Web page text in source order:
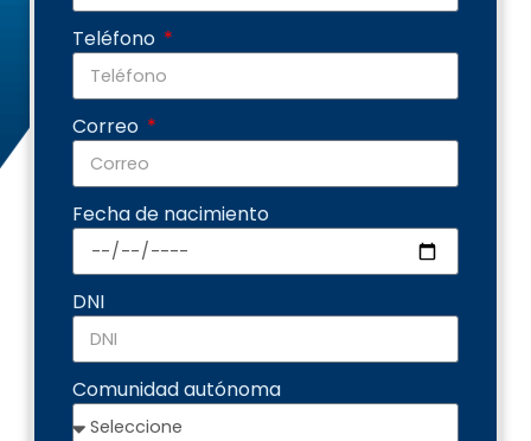
Teléfono
Correo
Fecha de nacimiento
DNI
Comunidad autónoma